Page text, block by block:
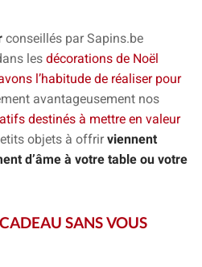
conseillés par Sapins.be
les décorations de Noël
l’habitude de réaliser pour
avantageusement nos
destinés à mettre en valeur
objets à offrirviennent
d’âme à votre table ou votre
SANS VOUS